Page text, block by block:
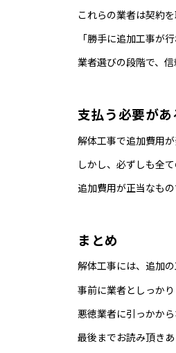
これらの業者は契約
「勝手に追加工事が
業者選びの段階で、
支払う必要が
解体工事で追加費用
しかし、必ずしも全
追加費用が正当なも
まとめ
解体工事には、追加
事前に業者としっか
悪徳業者に引っかか
最後までお読み頂き